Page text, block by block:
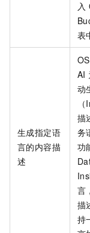
入
表
生成指定语
言的内容描
述
AI
动
描
务
功
言
描
持